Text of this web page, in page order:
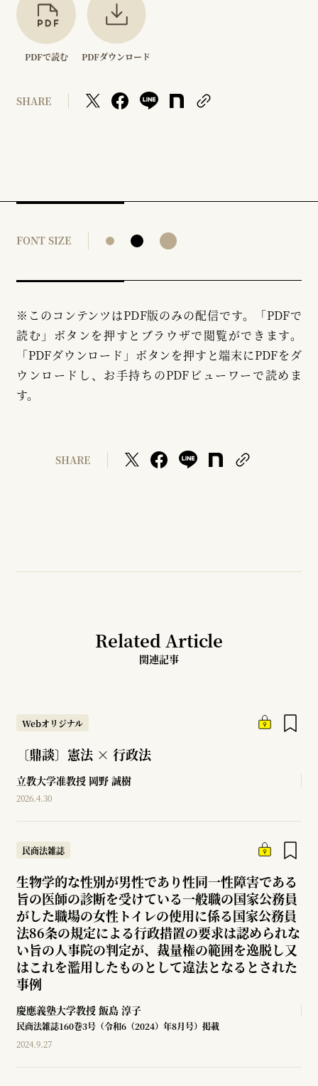
PDFで読む PDFダウンロード
SHARE
FONT SIZE
※このコンテンツはPDF版のみの配信です。「PDFで
読む」ボタンを押すとブラウザで閲覧ができます。
「PDFダウンロード」ボタンを押すと端末にPDFをダ
ウンロードし、お手持ちのPDFビューワーで読めま
す。
SHARE
Related Article
関連記事
Webオリジナル
〔鼎談〕憲法 × 行政法
立教大学准教授 岡野 誠樹
2026.4.30
民商法雑誌
生物学的な性別が男性であり性同一性障害である
旨の医師の診断を受けている一般職の国家公務員
がした職場の女性トイレの使用に係る国家公務員
法86条の規定による行政措置の要求は認められな
い旨の人事院の判定が、裁量権の範囲を逸脱し又
はこれを濫用したものとして違法となるとされた
事例
慶應義塾大学教授 飯島 淳子
民商法雑誌160巻3号（令和6（2024）年8月号）掲載
2024.9.27